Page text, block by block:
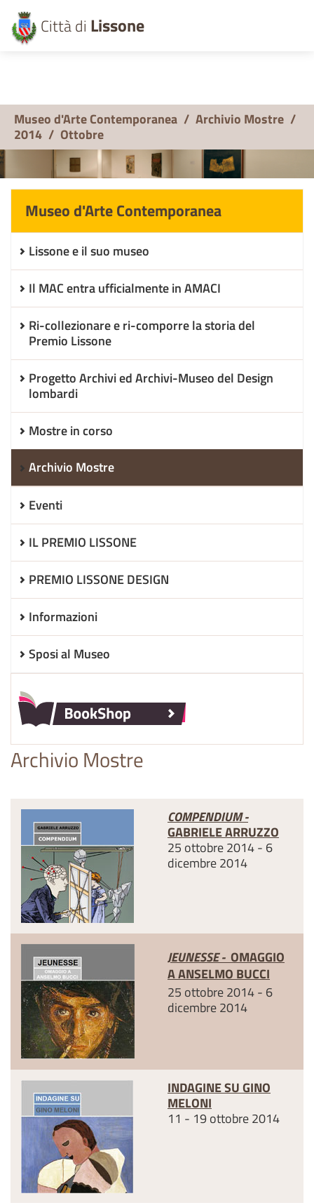
Città di Lissone
Museo d'Arte Contemporanea / Archivio Mostre /
2014 / Ottobre
Museo d'Arte Contemporanea
Lissone e il suo museo
Il MAC entra ufficialmente in AMACI
Ri-collezionare e ri-comporre la storia del
Premio Lissone
Progetto Archivi ed Archivi-Museo del Design
lombardi
Mostre in corso
Archivio Mostre
Eventi
IL PREMIO LISSONE
PREMIO LISSONE DESIGN
Informazioni
Sposi al Museo
Archivio Mostre
COMPENDIUM -
GABRIELE ARRUZZO
25 ottobre 2014 - 6
dicembre 2014
JEUNESSE - OMAGGIO
A ANSELMO BUCCI
25 ottobre 2014 - 6
dicembre 2014
INDAGINE SU GINO
MELONI
11 - 19 ottobre 2014